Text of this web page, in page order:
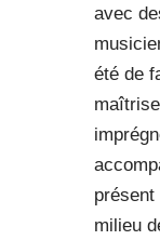
avec
été de
présent
milieu